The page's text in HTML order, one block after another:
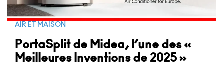
AIR ET MAISON
PortaSplit de Midea, l’une des «
Meilleures Inventions de 2025 »